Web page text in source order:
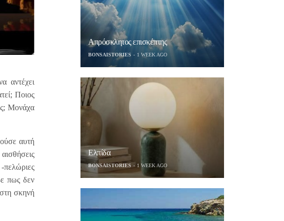
αντέχει
Ποιος
Μονάχα
αυτή
πως δεν
σκηνή
Απρόσκλητος επισκέπτης
BONSAISTORIES 1 WEEK AGO
Ελπίδα
BONSAISTORIES 1 WEEK AGO